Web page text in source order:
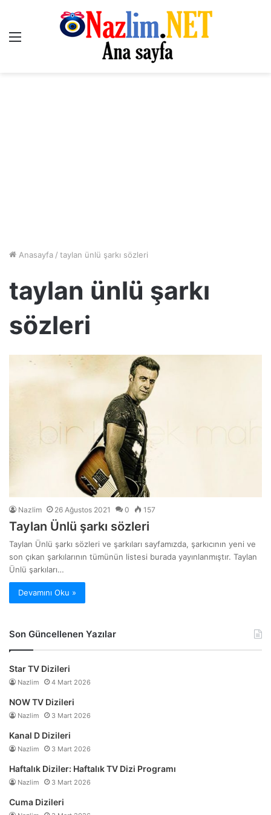
Menü
Anasayfa / taylan ünlü şarkı sözleri
taylan ünlü şarkı
sözleri
Nazlim 26 Ağustos 2021 0 157
Taylan Ünlü şarkı sözleri
Taylan Ünlü şarkı sözleri ve şarkıları sayfamızda, şarkıcının yeni ve
son çıkan şarkılarının tümünün listesi burada yayınlanmıştır. Taylan
Ünlü şarkıları…
Devamını Oku »
Son Güncellenen Yazılar
Star TV Dizileri
Nazlim 4 Mart 2026
NOW TV Dizileri
Nazlim 3 Mart 2026
Kanal D Dizileri
Nazlim 3 Mart 2026
Haftalık Diziler: Haftalık TV Dizi Programı
Nazlim 3 Mart 2026
Cuma Dizileri